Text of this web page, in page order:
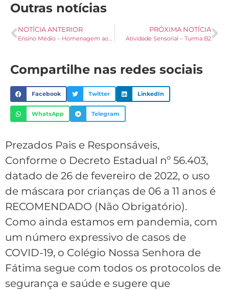
Outras notícias
NOTÍCIA ANTERIOR
Ensino Médio – Homenagem aos 70 Anos do nosso colégio Fátima
PRÓXIMA NOTÍCIA
Atividade Sensorial – Turma B2
Compartilhe nas redes sociais
Facebook Twitter LinkedIn
WhatsApp Telegram
Prezados Pais e Responsáveis,
Conforme o Decreto Estadual nº 56.403,
datado de 26 de fevereiro de 2022, o uso
de máscara por crianças de 06 a 11 anos é
RECOMENDADO (Não Obrigatório).
Como ainda estamos em pandemia, com
um número expressivo de casos de
COVID-19, o Colégio Nossa Senhora de
Fátima segue com todos os protocolos de
segurança e saúde e sugere que